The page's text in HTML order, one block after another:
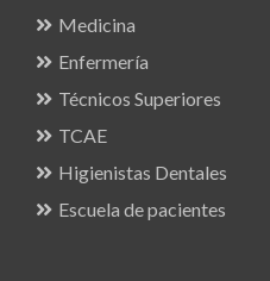
Medicina
Enfermería
Técnicos Superiores
TCAE
Higienistas Dentales
Escuela de pacientes